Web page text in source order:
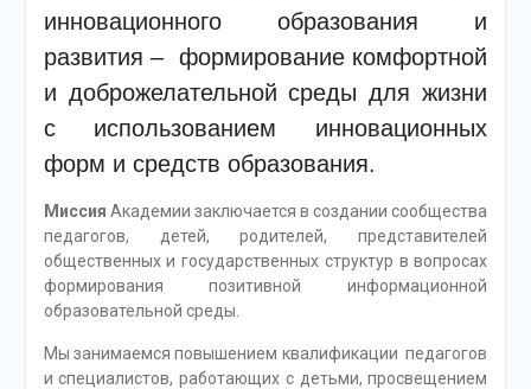
инновационного образования и
развития – формирование комфортной
и доброжелательной среды для жизни
с использованием инновационных
форм и средств образования.
Миссия Академии заключается в создании сообщества
педагогов, детей, родителей, представителей
общественных и государственных структур в вопросах
формирования позитивной информационной
образовательной среды.
Мы занимаемся повышением квалификации педагогов
и специалистов, работающих с детьми, просвещением